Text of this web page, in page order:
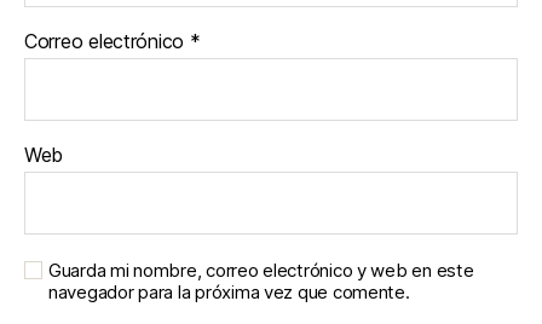
Correo electrónico *
Web
Guarda mi nombre, correo electrónico y web en este
navegador para la próxima vez que comente.